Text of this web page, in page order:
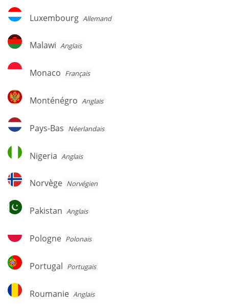
Luxembourg
Luxembourg Allemand
Malawi
Malawi Anglais
Monaco
Monaco Français
Monténégro
Monténégro Anglais
Pays-
Bas
Pays-Bas Néerlandais
Nigeria
Nigeria Anglais
Norvège
Norvège Norvégien
Pakistan
Pakistan Anglais
Pologne
Pologne Polonais
Portugal
Portugal Portugais
Roumanie
Roumanie Anglais